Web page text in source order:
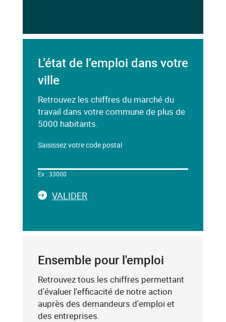
L’état de l’emploi dans votre
ville
Retrouvez les chiffres du marché du
travail dans votre commune de plus de
5000 habitants.
Saisissez votre code postal
le
ci-
un
clé
(exemple
:
75019),
sélectionnez-
le
Ex : 33000
VALIDERLA
CODE
Ensemble pour l'emploi
Retrouvez tous les chiffres permettant
d'évaluer l'efficacité de notre action
auprès des demandeurs d'emploi et
des entreprises.